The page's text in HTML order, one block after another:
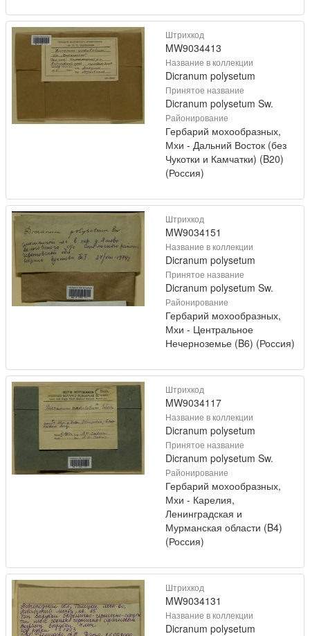
Штрихкод
MW9034413
Название в коллекции
Dicranum polysetum
Принятое название
Dicranum polysetum Sw.
Районирование
Гербарий мохообразных,
Мхи - Дальний Восток (без
Чукотки и Камчатки) (B20)
(Россия)
Штрихкод
MW9034151
Название в коллекции
Dicranum polysetum
Принятое название
Dicranum polysetum Sw.
Районирование
Гербарий мохообразных,
Мхи - Центральное
Нечерноземье (B6) (Россия)
Штрихкод
MW9034117
Название в коллекции
Dicranum polysetum
Принятое название
Dicranum polysetum Sw.
Районирование
Гербарий мохообразных,
Мхи - Карелия,
Ленинградская и
Мурманская области (B4)
(Россия)
Штрихкод
MW9034131
Название в коллекции
Dicranum polysetum